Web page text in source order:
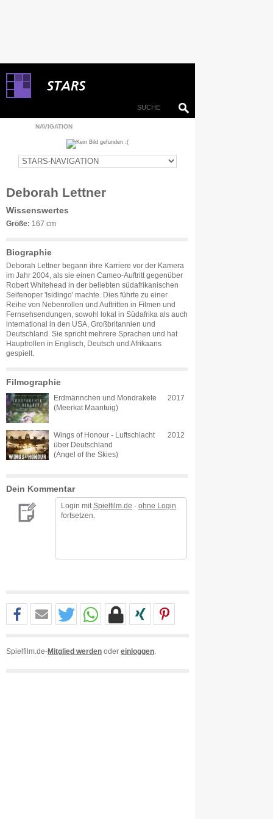
NAVIGATION
Deborah Lettner
Wissenswertes
Größe: 167 cm
Biographie
Deborah Lettner begann ihre Karriere vor der Kamera
im Jahr 2004, als sie einen Cameo-Auftritt gegenüber
Robert Whitehead in der beliebten südafrikanischen
Seifenoper 'Isidingo' machte. Dies führte zu einer
Reihe von Nebenrollen und Auftritten in Filmen und
Fernsehsendungen, sowohl lokal in Südafrika als auch
international in den USA, Großbritannien und
Deutschland. Sie spricht mehrere Sprachen und hat
Hauptrollen in Englisch, Deutsch und Afrikaans
gespielt.
Filmographie
Erdmännchen und Mondrakete
(Meerkat Maantuig)
2017
Wings of Honour - Luftschlacht
über Deutschland
(Angel of the Skies)
2012
Dein Kommentar
Login mit Spielfilm.de - ohne Login
fortsetzen.
Spielfilm.de-Mitglied werden oder einloggen